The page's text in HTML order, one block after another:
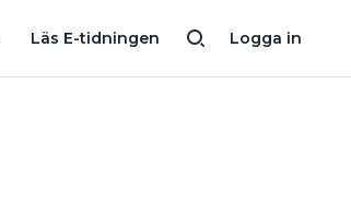
Logga in
Läs E-tidningen
ELEKTRIKER KÖPTE VILLA FULL MED ELFEL: